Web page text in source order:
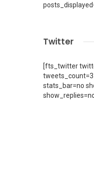
Twitter
[fts_twitter
stats_bar=no